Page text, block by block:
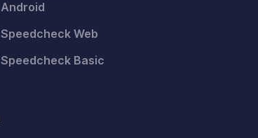
Android
Speedcheck Web
Speedcheck Basic